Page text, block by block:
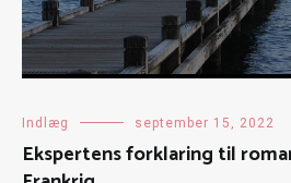
Indlæg september 15, 2022
Ekspertens forklaring til